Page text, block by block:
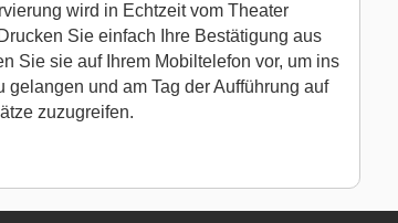
wird in Echtzeit vom Theater
Sie einfach Ihre Bestätigung aus
Sie sie auf Ihrem Mobiltelefon vor, um ins
gelangen und am Tag der Aufführung auf
zuzugreifen.